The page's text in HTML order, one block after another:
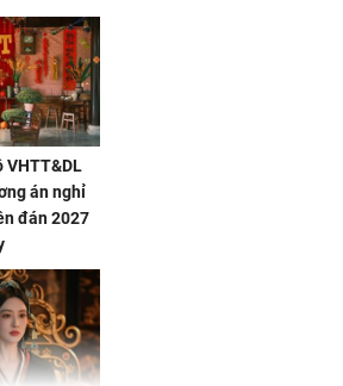
VHTT&DL
án nghỉ
đán 2027